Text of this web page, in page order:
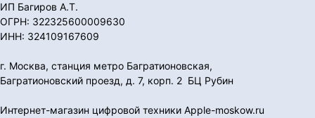
ИП Багиров А.Т.
ОГРН: 322325600009630
ИНН: 324109167609
г. Москва, станция метро Багратионовская,
Багратионовский проезд, д. 7, корп. 2 БЦ Рубин
Интернет-магазин цифровой техники Apple-moskow.ru